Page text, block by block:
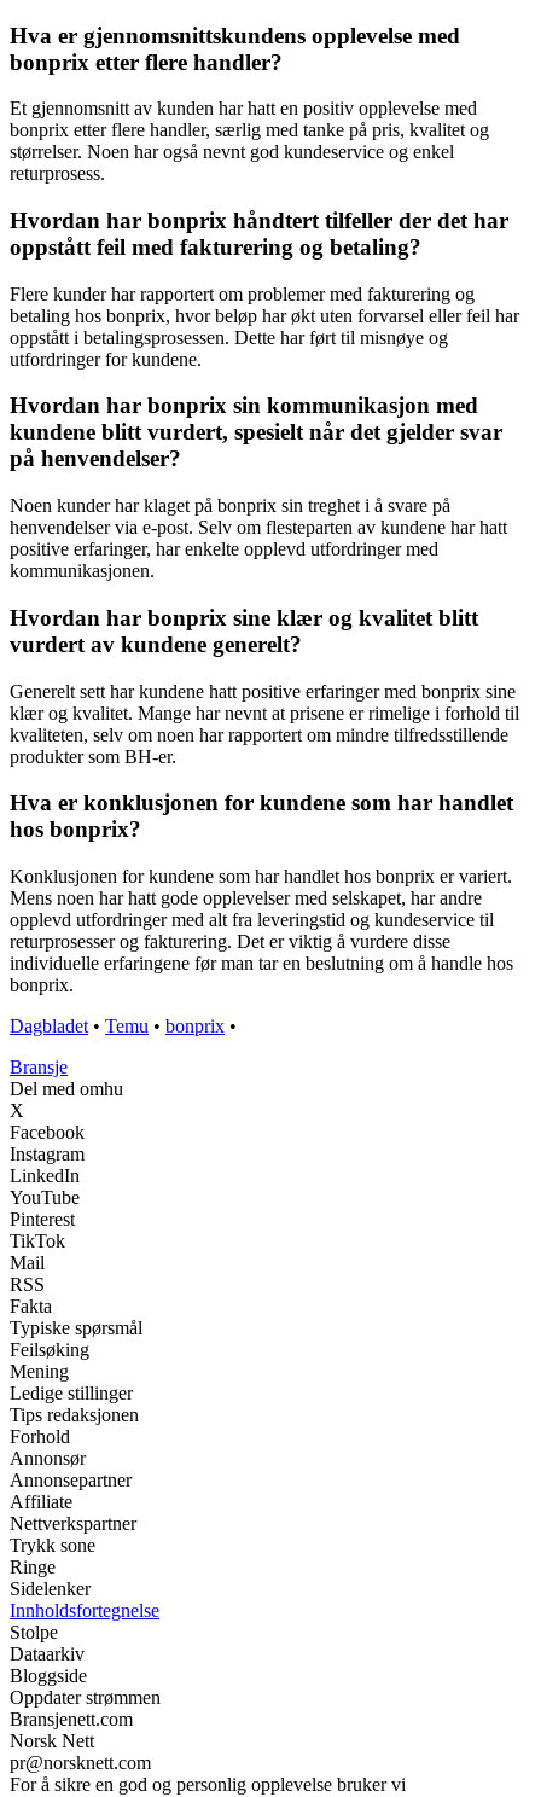
Hva er gjennomsnittskundens opplevelse med
bonprix etter flere handler?
Et gjennomsnitt av kunden har hatt en positiv opplevelse med
bonprix etter flere handler, særlig med tanke på pris, kvalitet og
størrelser. Noen har også nevnt god kundeservice og enkel
returprosess.
Hvordan har bonprix håndtert tilfeller der det har
oppstått feil med fakturering og betaling?
Flere kunder har rapportert om problemer med fakturering og
betaling hos bonprix, hvor beløp har økt uten forvarsel eller feil har
oppstått i betalingsprosessen. Dette har ført til misnøye og
utfordringer for kundene.
Hvordan har bonprix sin kommunikasjon med
kundene blitt vurdert, spesielt når det gjelder svar
på henvendelser?
Noen kunder har klaget på bonprix sin treghet i å svare på
henvendelser via e-post. Selv om flesteparten av kundene har hatt
positive erfaringer, har enkelte opplevd utfordringer med
kommunikasjonen.
Hvordan har bonprix sine klær og kvalitet blitt
vurdert av kundene generelt?
Generelt sett har kundene hatt positive erfaringer med bonprix sine
klær og kvalitet. Mange har nevnt at prisene er rimelige i forhold til
kvaliteten, selv om noen har rapportert om mindre tilfredsstillende
produkter som BH-er.
Hva er konklusjonen for kundene som har handlet
hos bonprix?
Konklusjonen for kundene som har handlet hos bonprix er variert.
Mens noen har hatt gode opplevelser med selskapet, har andre
opplevd utfordringer med alt fra leveringstid og kundeservice til
returprosesser og fakturering. Det er viktig å vurdere disse
individuelle erfaringene før man tar en beslutning om å handle hos
bonprix.
Dagbladet • Temu • bonprix •
Bransje
Del med omhu
X
Facebook
Instagram
LinkedIn
YouTube
Pinterest
TikTok
Mail
RSS
Fakta
Typiske spørsmål
Feilsøking
Mening
Ledige stillinger
Tips redaksjonen
Forhold
Annonsør
Annonsepartner
Affiliate
Nettverkspartner
Trykk sone
Ringe
Sidelenker
Innholdsfortegnelse
Stolpe
Dataarkiv
Bloggside
Oppdater strømmen
Bransjenett.com
Norsk Nett
pr@norsknett.com
For å sikre en god og personlig opplevelse bruker vi